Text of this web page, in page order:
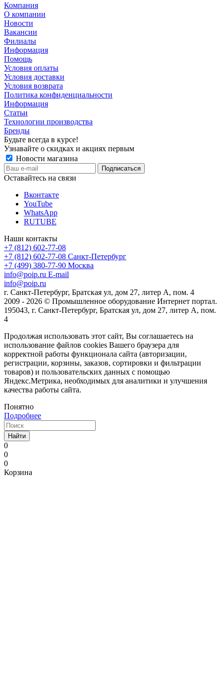
Компания
О компании
Новости
Вакансии
Филиалы
Информация
Помощь
Условия оплаты
Условия доставки
Условия возврата
Политика конфиденциальности
Информация
Статьи
Технологии производства
Бренды
Будьте всегда в курсе!
Узнавайте о скидках и акциях первым
Новости магазина
Оставайтесь на связи
Вконтакте
YouTube
WhatsApp
RUTUBE
Наши контакты
+7 (812) 602-77-08
+7 (812) 602-77-08 Санкт-Петербург
+7 (499) 380-77-90 Москва
info@poip.ru E-mail
info@poip.ru
г. Санкт-Петербург, Братская ул, дом 27, литер А, пом. 4
2009 - 2026 © Промышленное оборудование Интернет портал.
195043, г. Санкт-Петербург, Братская ул, дом 27, литер А, пом.
4
Продолжая использовать этот сайт, Вы соглашаетесь на
использование файлов cookies Вашего браузера для
корректной работы функционала сайта (авторизации,
регистрации, корзины, заказов, сортировки и фильтрации
товаров) и пользовательских данных с помощью
Яндекс.Метрика, необходимых для аналитики и улучшения
качества работы сайта.
Понятно
Подробнее
Найти
0
0
0
Корзина